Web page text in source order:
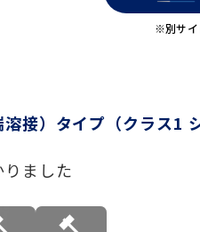
※別サイ
接）タイプ（クラス1
ました